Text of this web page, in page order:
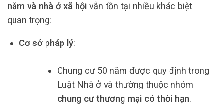
năm và nhà ở xã hội vẫn tồn tại nhiều khác biệt
quan trọng:
Cơ sở pháp lý:
Chung cư 50 năm được quy định trong
Luật Nhà ở và thường thuộc nhóm
chung cư thương mại có thời hạn.